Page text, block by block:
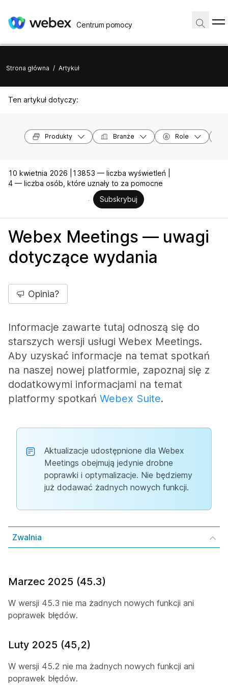
Centrum pomocy
Strona główna / Artykuł
Ten artykuł dotyczy:
Produkty Branże Role
10 kwietnia 2026 |
13853 — liczba wyświetleń |
4 — liczba osób, które uznały to za pomocne
Subskrybuj
Webex Meetings — uwagi
dotyczące wydania
Opinia?
Informacje zawarte tutaj odnoszą się do
starszych wersji usługi Webex Meetings.
Aby uzyskać informacje na temat spotkań
na naszej nowej platformie, zapoznaj się z
dodatkowymi informacjami na temat
platformy spotkań Webex Suite.
Aktualizacje udostępnione dla Webex
Meetings obejmują jedynie drobne
poprawki i optymalizacje. Nie będziemy
już dodawać żadnych nowych funkcji.
Zwalnia
Marzec 2025 (45.3)
W wersji 45.3 nie ma żadnych nowych funkcji ani
poprawek błędów.
Luty 2025 (45,2)
W wersji 45.2 nie ma żadnych nowych funkcji ani
poprawek błędów.